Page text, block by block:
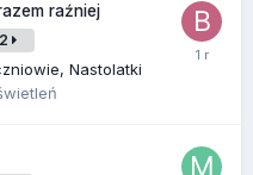
raźniej
Nastolatki